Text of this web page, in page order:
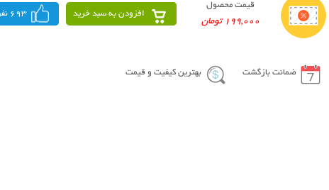
قیمت محصول
199,000 تومان
افزودن به سبد خرید 693 نفر
ضمانت بازگشت بهترین کیفیت و قیمت